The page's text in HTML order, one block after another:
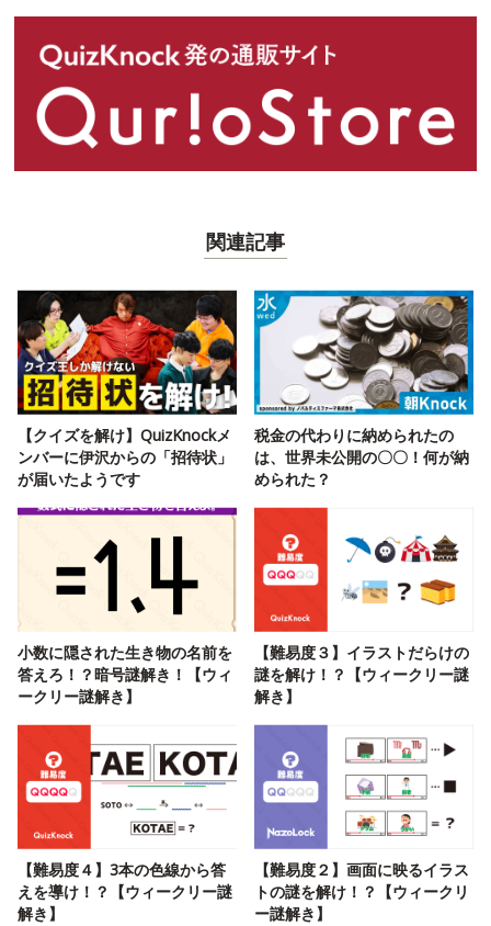
関連記事
【クイズを解け】QuizKnockメ
ンバーに伊沢からの「招待状」
が届いたようです
税金の代わりに納められたの
は、世界未公開の〇〇！何が納
められた？
小数に隠された生き物の名前を
答えろ！？暗号謎解き！【ウィ
ークリー謎解き】
【難易度３】イラストだらけの
謎を解け！？【ウィークリー謎
解き】
【難易度４】3本の色線から答
えを導け！？【ウィークリー謎
解き】
【難易度２】画面に映るイラス
トの謎を解け！？【ウィークリ
ー謎解き】